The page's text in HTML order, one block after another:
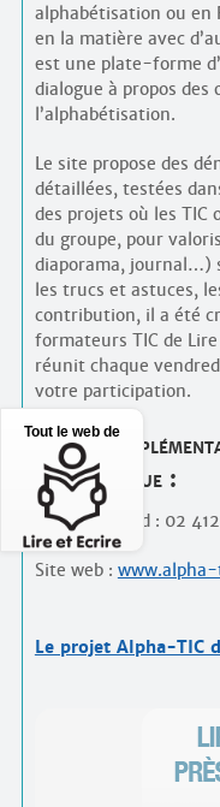
alphabétisation ou en
en la matière avec
est une plate-forme
dialogue à propos
l’alphabétisation.
Le site propose des
détaillées, testées
des projets où les TIC
du groupe, pour
diaporama, journal…)
les trucs et astuces,
contribution, il a été
formateurs TIC de
réunit chaque
votre participation.
Infos
pédagogique :
Melissa Pirard : 02
Site web :
Le projet Alpha-TIC
Tout le web de